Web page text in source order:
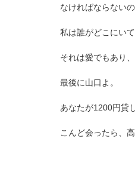
なければならない
私は誰がどこにい
それは愛でもあり
最後に山口よ。
あなたが1200円貸
こんど会ったら、